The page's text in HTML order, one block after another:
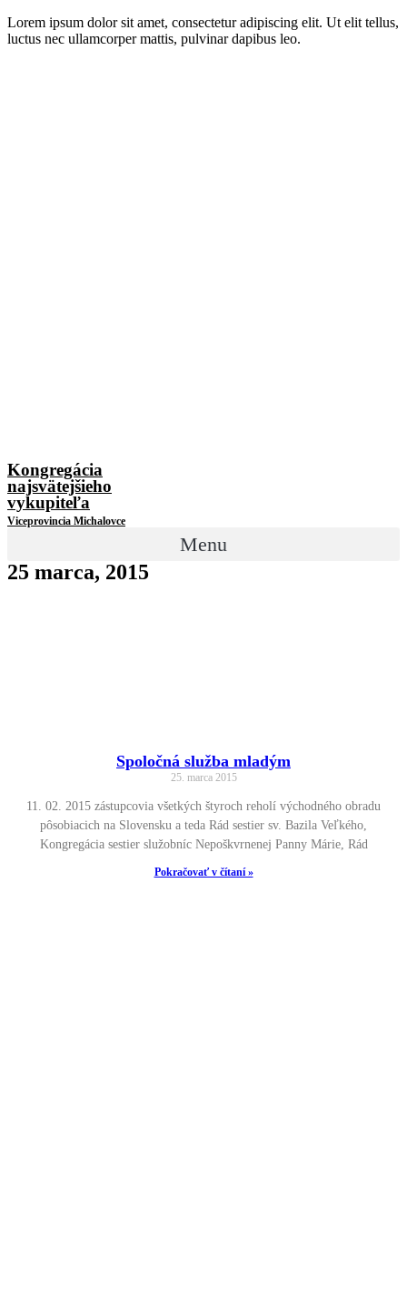
Lorem ipsum dolor sit amet, consectetur adipiscing elit. Ut elit tellus,
luctus nec ullamcorper mattis, pulvinar dapibus leo.
Kongregácia
najsvätejšieho
vykupiteľa
Viceprovincia Michalovce
Menu
25 marca, 2015
Spoločná služba mladým
25. marca 2015
11. 02. 2015 zástupcovia všetkých štyroch reholí východného obradu
pôsobiacich na Slovensku a teda Rád sestier sv. Bazila Veľkého,
Kongregácia sestier služobníc Nepoškvrnenej Panny Márie, Rád
Pokračovať v čítaní »